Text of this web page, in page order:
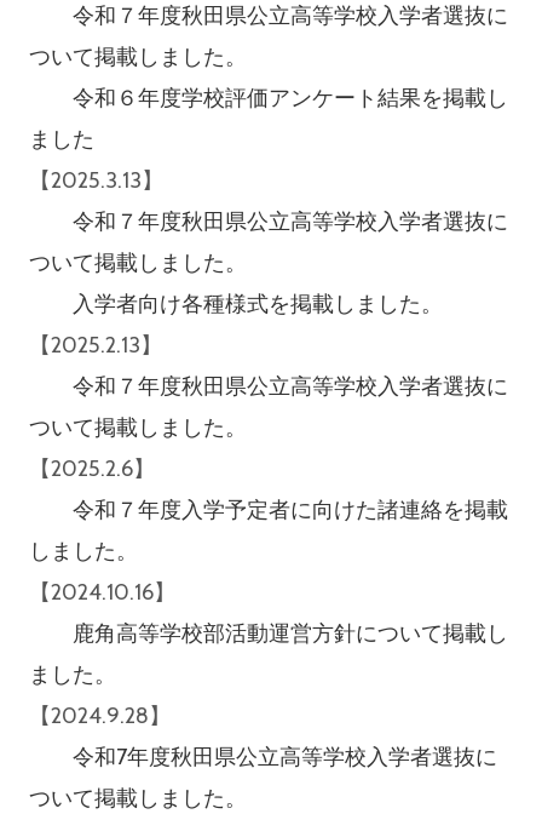
令和７年度秋田県公立高等学校入学者選抜に
ついて掲載しました。
令和６年度学校評価アンケート結果を掲載し
ました
【2025.3.13】
令和７年度秋田県公立高等学校入学者選抜に
ついて掲載しました。
入学者向け各種様式を掲載しました。
【2025.2.13】
令和７年度秋田県公立高等学校入学者選抜に
ついて掲載しました。
【2025.2.6】
令和７年度入学予定者に向けた諸連絡を掲載
しました。
【2024.10.16】
鹿角高等学校部活動運営方針について掲載し
ました。
【2024.9.28】
令和7年度秋田県公立高等学校入学者選抜に
ついて掲載しました。